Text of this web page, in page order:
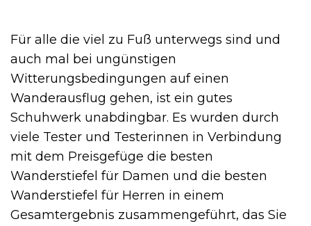
Für alle die viel zu Fuß unterwegs sind und
auch mal bei ungünstigen
Witterungsbedingungen auf einen
Wanderausflug gehen, ist ein gutes
Schuhwerk unabdingbar. Es wurden durch
viele Tester und Testerinnen in Verbindung
mit dem Preisgefüge die besten
Wanderstiefel für Damen und die besten
Wanderstiefel für Herren in einem
Gesamtergebnis zusammengeführt, das Sie